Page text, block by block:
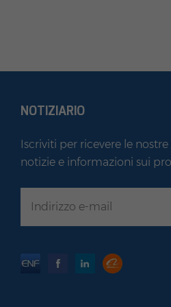
NOTIZIARIO
Iscriviti per ricevere le
notizie e informazioni sui